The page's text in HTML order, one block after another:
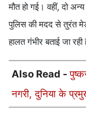
मौत हो गई। वहीं, दो
पुलिस की मदद से तुरंत
हालत गंभीर बताई जा
Also Read -
नगरी, दुनिया के